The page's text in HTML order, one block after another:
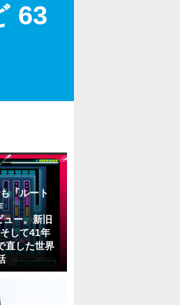
63
『ルート
ュー。新旧
して41年
直した世界